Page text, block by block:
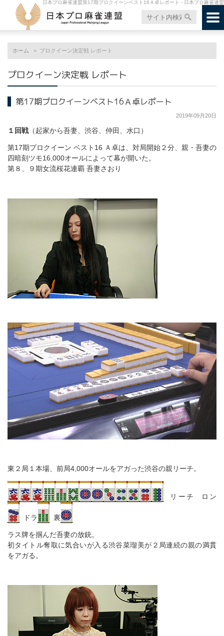
日本プロ麻雀連盟第17期プロクイーンベスト16Ａ卓レポート - 日本プロ麻雀連盟
ホーム プロクイーン決定戦 レポート
プロクイーン決定戦 レポート
第17期プロクイーンベスト16Ａ卓レポート
2019年09月20日
１回戦 （起家から吾妻、渋谷、仲田、水口）
第17期プロクイーン ベスト16 Ａ卓は、対局開始２分、親・吾妻の
四暗刻ツモ16,000オールによって幕が開いた。
第８、９期女流桜花連覇 吾妻さおり
東２局１本場、前局4,000オールをアガった渋谷の親リーチ。
リーチ ロン
ドラ 裏
ラス牌を掴んだ吾妻の放銃。
初タイトル奪取に気合いが入る渋谷菜瑠美が２局連続の親の満貫
をアガる。